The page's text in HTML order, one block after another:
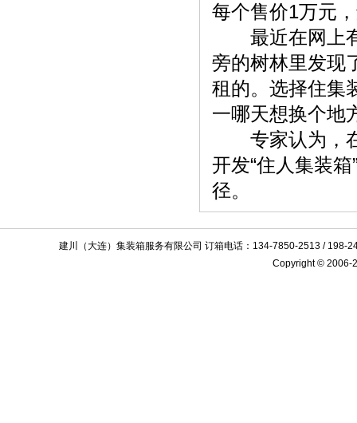
每个售价1万元
最近在网上有
旁的树林里发现
租的。选择住集
一哪天想换个地
专家认为，在
开发“住人集装
径。
建川（大连）集装箱服务有限公司 订箱电话：134-7850-2513 / 198-
Copyright © 2006-